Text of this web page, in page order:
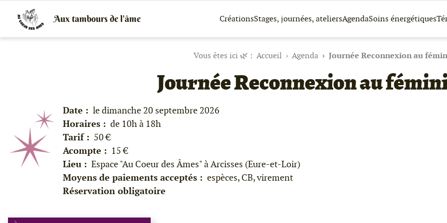
Aux tambours de l'âme
de
peintures
canalisées,
soins
énergétiques,
stages
CréationsStages, journées, ateliersAgendaSoins énergétiques
Accueil Agenda Journée Reconnexion au
Journée Reconnexion au
Date : le dimanche 20 septembre 2026
Horaires : de 10h à 18h
Tarif : 50 €
Acompte : 15 €
Lieu : Espace "Au Coeur des Âmes" à Arcisses (Eure-et-Loir)
Moyens de paiements acceptés : espèces, CB, virement
Réservation obligatoire